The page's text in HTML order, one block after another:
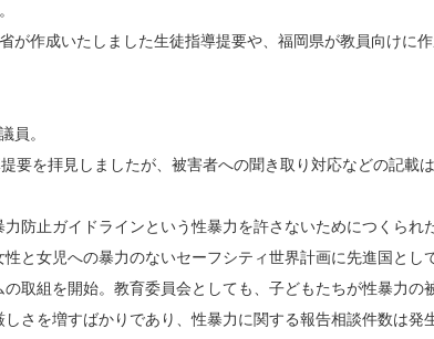
作成いたしました生徒指導提要や、福岡県が教員向けに
員。
を拝見しましたが、被害者への聞き取り対応などの記載
防止ガイドラインという性暴力を許さないためにつくら
と女児への暴力のないセーフシティ世界計画に先進国と
取組を開始。教育委員会としても、子どもたちが性暴力
さを増すばかりであり、性暴力に関する報告相談件数は